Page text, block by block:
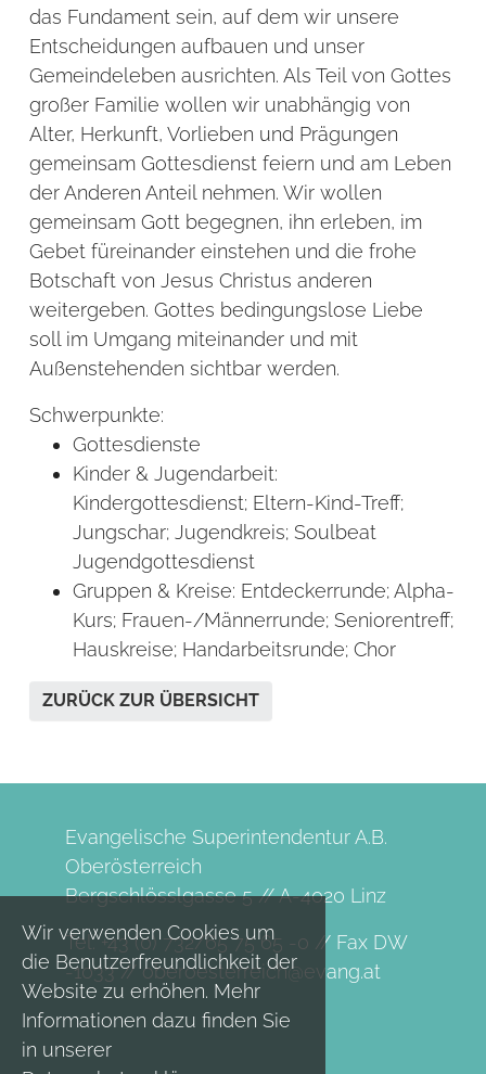
Wir verwenden Cookies um
die Benutzerfreundlichkeit der
Website zu erhöhen. Mehr
Informationen dazu finden Sie
in unserer
das Fundament sein, auf dem wir unsere
Entscheidungen aufbauen und unser
Gemeindeleben ausrichten. Als Teil von Gottes
großer Familie wollen wir unabhängig von
Alter, Herkunft, Vorlieben und Prägungen
gemeinsam Gottesdienst feiern und am Leben
der Anderen Anteil nehmen. Wir wollen
gemeinsam Gott begegnen, ihn erleben, im
Gebet füreinander einstehen und die frohe
Botschaft von Jesus Christus anderen
weitergeben. Gottes bedingungslose Liebe
soll im Umgang miteinander und mit
Außenstehenden sichtbar werden.
Schwerpunkte:
Gottesdienste
Kinder & Jugendarbeit:
Kindergottesdienst; Eltern-Kind-Treff;
Jungschar; Jugendkreis; Soulbeat
Jugendgottesdienst
Gruppen & Kreise: Entdeckerrunde; Alpha-
Kurs; Frauen-/Männerrunde; Seniorentreff;
Hauskreise; Handarbeitsrunde; Chor
ZURÜCK ZUR ÜBERSICHT
Evangelische Superintendentur A.B.
Oberösterreich
Bergschlösslgasse 5 // A-4020 Linz
Tel. +43 (0) 732/65 75 65 -0 // Fax DW
-1033 //oberoesterreich@evang.at